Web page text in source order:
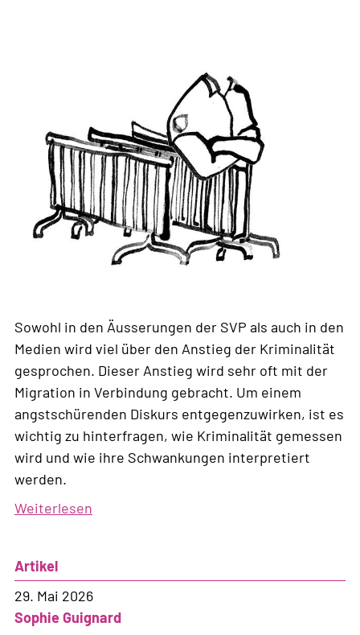
Sowohl in den Äusserungen der SVP als auch in den
Medien wird viel über den Anstieg der Kriminalität
gesprochen. Dieser Anstieg wird sehr oft mit der
Migration in Verbindung gebracht. Um einem
angstschürenden Diskurs entgegenzuwirken, ist es
wichtig zu hinterfragen, wie Kriminalität gemessen
wird und wie ihre Schwankungen interpretiert
werden.
Weiterlesen
immer
gefährlicher?
Artikel
29. Mai 2026
Sophie Guignard